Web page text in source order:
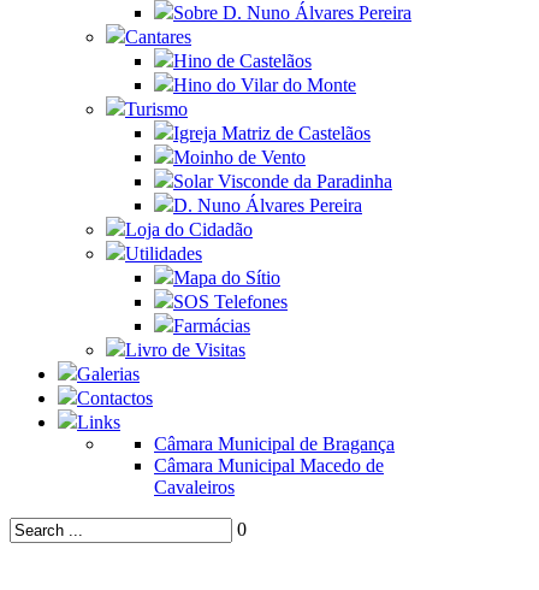
Sobre D. Nuno Álvares Pereira
Cantares
Hino de Castelãos
Hino do Vilar do Monte
Turismo
Igreja Matriz de Castelãos
Moinho de Vento
Solar Visconde da Paradinha
D. Nuno Álvares Pereira
Loja do Cidadão
Utilidades
Mapa do Sítio
SOS Telefones
Farmácias
Livro de Visitas
Galerias
Contactos
Links
Câmara Municipal de Bragança
Câmara Municipal Macedo de
Cavaleiros
0